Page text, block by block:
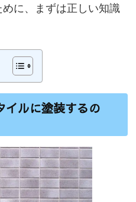
に、まずは正しい知識
イルに塗装するの